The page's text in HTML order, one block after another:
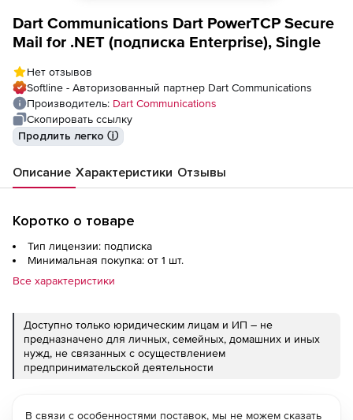
Dart Communications Dart PowerTCP Secure
Mail for .NET (подписка Enterprise), Single
Нет отзывов
Softline - Авторизованный партнер Dart Communications
Производитель: Dart Communications
Скопировать ссылку
Продлить легко ⓘ
Описание Характеристики Отзывы
Коротко о товаре
Тип лицензии: подписка
Минимальная покупка: от 1 шт.
Все характеристики
Доступно только юридическим лицам и ИП – не
предназначено для личных, семейных, домашних и иных
нужд, не связанных с осуществлением
предпринимательской деятельности
В связи с особенностями поставок, мы не можем сказать